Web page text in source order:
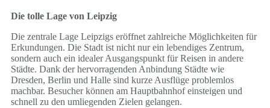
Die tolle Lage von Leipzig
Die zentrale Lage Leipzigs eröffnet zahlreiche Möglichkeiten für
Erkundungen. Die Stadt ist nicht nur ein lebendiges Zentrum,
sondern auch ein idealer Ausgangspunkt für Reisen in andere
Städte. Dank der hervorragenden Anbindung Städte wie
Dresden, Berlin und Halle sind kurze Ausflüge problemlos
machbar. Besucher können am Hauptbahnhof einsteigen und
schnell zu den umliegenden Zielen gelangen.